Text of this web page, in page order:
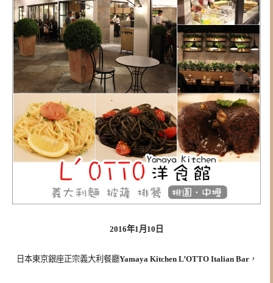
2016年1月10日
日本東京銀座正宗義大利餐廳Yamaya Kitchen L’OTTO Italian Bar，